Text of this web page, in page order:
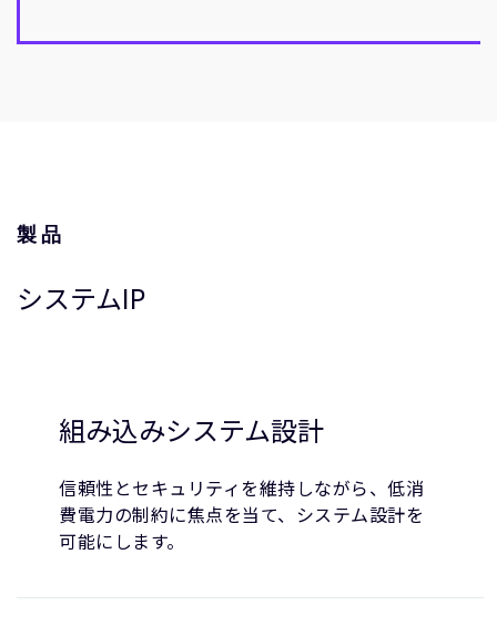
製品
システムIP
組み込みシステム設計
信頼性とセキュリティを維持しながら、低消
費電力の制約に焦点を当て、システム設計を
可能にします。